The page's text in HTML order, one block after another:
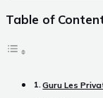
Table of
Guru Les